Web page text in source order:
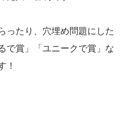
ったり、穴埋め問題にした
で賞」「ユニークで賞」な
！